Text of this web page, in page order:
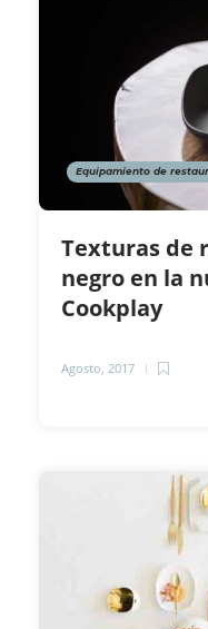
Equipamiento de
Texturas de
negro en la
Cookplay
Agosto, 2017